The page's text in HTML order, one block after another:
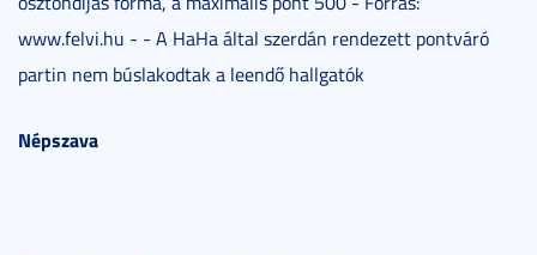
www.felvi.hu - - A HaHa által szerdán rendezett pontváró
partin nem búslakodtak a leendő hallgatók
Népszava